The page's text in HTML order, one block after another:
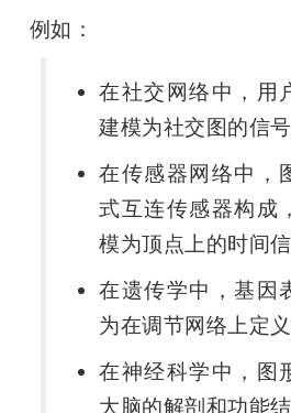
例如：
在社交网络中，用
建模为社交图的信号
在传感器网络中，
式互连传感器构成
模为顶点上的时间信
在遗传学中，基因
为在调节网络上定义
在神经科学中，图
大脑的解剖和功能结